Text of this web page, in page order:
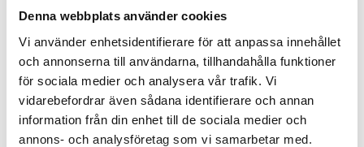
Denna webbplats använder cookies
Vi använder enhetsidentifierare för att anpassa innehållet
och annonserna till användarna, tillhandahålla funktioner
för sociala medier och analysera vår trafik. Vi
vidarebefordrar även sådana identifierare och annan
information från din enhet till de sociala medier och
annons- och analysföretag som vi samarbetar med.
EN 61243-3
driftspänning enligt EN 61243-3. Med låg ingångsimpedans för
mätning upp till 690 V AC / 750 DC med 600 V kat IV
spänningskategori.
275.00kr –1,115.00krPrisintervall:
275.00 kr
till
1,115.00 kr
LÄS MER